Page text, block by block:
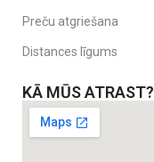
Preču atgriešana
Distances līgums
KĀ MŪS ATRAST?